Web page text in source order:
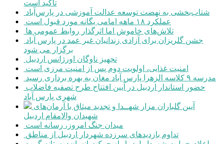
تاکید است
شتاب‌بخشی به نهضت توسعه عدالت آموزشی در پارس‌آباد
عملکرد ۱۸ ماهه امامی یگانه مورد قبول است
تلاش‌های خاموش اما اثرگذار روابط عمومی ها
برگزار می شود
تجهیز ناوگان اورژانس اردبیل
امنیت غذایی، اولویت دوم پس از امنیت مرزی است
مدرسه ۹ کلاسه الزهرا پارس آباد مغان به بهره برداری رسید
شهری پارس آباد
شهیدان والامقام اردبیل
میدان جنگ امروز، رسانه است
تداوم بازدیدهای سرزده شهردار اردبیل از مناطق